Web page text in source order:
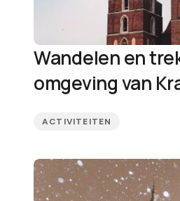
Wandelen en
omgeving van
ACTIVITEITEN